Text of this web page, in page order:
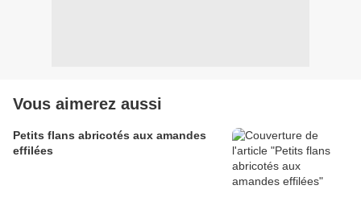
Vous aimerez aussi
Petits flans abricotés aux amandes
effilées